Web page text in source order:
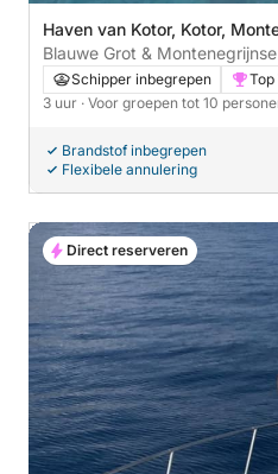
Haven van Kotor, Kotor,
Blauwe Grot &
privétrip
Schipper inbegrepen
3 uur · Voor groepen tot 10
Brandstof inbegrepen
Flexibele annulering
Direct reserveren